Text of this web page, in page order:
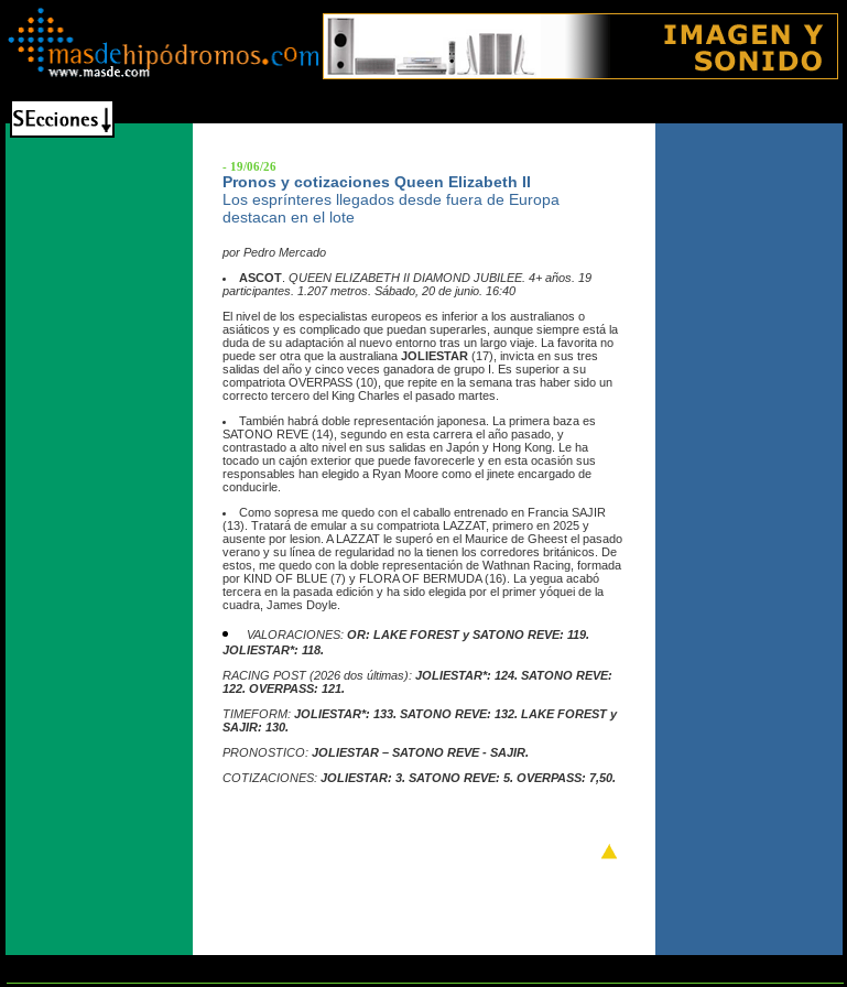
- 19/06/26
Pronos y cotizaciones Queen Elizabeth II
Los esprínteres llegados desde fuera de Europa
destacan en el lote
por Pedro Mercado
ASCOT QUEEN ELIZABETH II DIAMOND JUBILEE. 4+ años. 19
participantes. 1.207 metros. Sábado, 20 de junio. 16:40
El nivel de los especialistas europeos es inferior a los australianos o
asiáticos y es complicado que puedan superarles, aunque siempre está la
duda de su adaptación al nuevo entorno tras un largo viaje. La favorita no
puede ser otra que la australiana JOLIESTAR (17), invicta en sus tres
salidas del año y cinco veces ganadora de grupo I. Es superior a su
compatriota OVERPASS (10), que repite en la semana tras haber sido un
correcto tercero del King Charles el pasado martes.
También habrá doble representación japonesa. La primera baza es
SATONO REVE (14), segundo en esta carrera el año pasado, y
contrastado a alto nivel en sus salidas en Japón y Hong Kong. Le ha
tocado un cajón exterior que puede favorecerle y en esta ocasión sus
responsables han elegido a Ryan Moore como el jinete encargado de
conducirle.
Como sopresa me quedo con el caballo entrenado en Francia SAJIR
(13). Tratará de emular a su compatriota LAZZAT, primero en 2025 y
ausente por lesion. A LAZZAT le superó en el Maurice de Gheest el pasado
verano y su línea de regularidad no la tienen los corredores británicos. De
estos, me quedo con la doble representación de Wathnan Racing, formada
por KIND OF BLUE (7) y FLORA OF BERMUDA (16). La yegua acabó
tercera en la pasada edición y ha sido elegida por el primer yóquei de la
cuadra, James Doyle.
VALORACIONES: OR: LAKE FOREST y SATONO REVE: 119.
JOLIESTAR*: 118.
RACING POST (2026 dos últimas): JOLIESTAR*: 124. SATONO REVE:
122. OVERPASS: 121.
TIMEFORM: JOLIESTAR*: 133. SATONO REVE: 132. LAKE FOREST y
SAJIR: 130.
PRONOSTICO: JOLIESTAR – SATONO REVE - SAJIR.
COTIZACIONES: JOLIESTAR: 3. SATONO REVE: 5. OVERPASS: 7,50.